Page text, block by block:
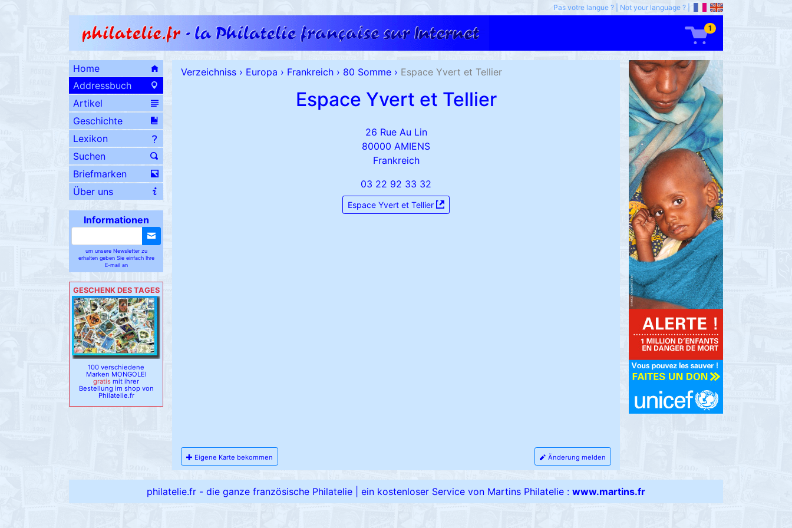
Pas votre langue ? Not your language ?
1
Home
Addressbuch
Artikel
Geschichte
Lexikon
Suchen
Briefmarken
Über uns
Informationen
um unsere Newsletter zu
erhalten geben Sie einfach Ihre
E-mail an
GESCHENK DES TAGES
100 verschiedene
Marken MONGOLEI
gratis mit ihrer
Bestellung im shop von
Philatelie.fr
Verzeichniss › Europa › Frankreich › 80 Somme › Espace Yvert et Tellier
Espace Yvert et Tellier
26 Rue Au Lin
80000 AMIENS
Frankreich
03 22 92 33 32
Espace Yvert et Tellier
Eigene Karte bekommen Änderung melden
philatelie.fr - die ganze französische Philatelie ein kostenloser Service von Martins Philatelie : www.martins.fr